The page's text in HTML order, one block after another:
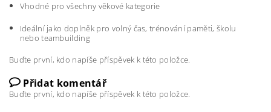
Vhodné pro všechny věkové kategorie
Ideální jako doplněk pro volný čas, trénování paměti, školu
nebo teambuilding
Buďte první, kdo napíše příspěvek k této položce.
Přidat komentář
Buďte první, kdo napíše příspěvek k této položce.